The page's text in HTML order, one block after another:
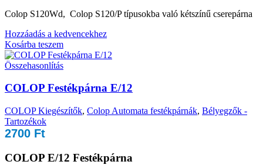
Colop S120Wd, Colop S120/P típusokba való kétszínű cserepárna
Hozzáadás a kedvencekhez
Kosárba teszem
Összehasonlítás
COLOP Festékpárna E/12
COLOP Kiegészítők, Colop Automata festékpárnák, Bélyegzők -
Tartozékok
2700 Ft
COLOP E/12 Festékpárna